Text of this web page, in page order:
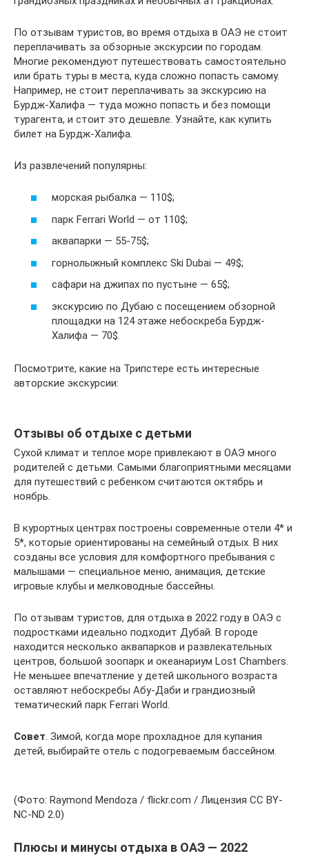
По отзывам туристов, во время отдыха в ОАЭ не стоит
переплачивать за обзорные экскурсии по городам.
Многие рекомендуют путешествовать самостоятельно
или брать туры в места, куда сложно попасть самому.
Например, не стоит переплачивать за экскурсию на
Бурдж-Халифа — туда можно попасть и без помощи
турагента, и стоит это дешевле. Узнайте, как купить
билет на Бурдж-Халифа.
Из развлечений популярны:
морская рыбалка — 110$;
парк Ferrari World — от 110$;
аквапарки — 55-75$;
горнолыжный комплекс Ski Dubai — 49$;
сафари на джипах по пустыне — 65$;
экскурсию по Дубаю с посещением обзорной
площадки на 124 этаже небоскреба Бурдж-
Халифа — 70$.
Посмотрите, какие на Трипстере есть интересные
авторские экскурсии:
Отзывы об отдыхе с детьми
Сухой климат и теплое море привлекают в ОАЭ много
родителей с детьми. Самыми благоприятными месяцами
для путешествий с ребенком считаются октябрь и
ноябрь.
В курортных центрах построены современные отели 4* и
5*, которые ориентированы на семейный отдых. В них
созданы все условия для комфортного пребывания с
малышами — специальное меню, анимация, детские
игровые клубы и мелководные бассейны.
По отзывам туристов, для отдыха в 2022 году в ОАЭ с
подростками идеально подходит Дубай. В городе
находится несколько аквапарков и развлекательных
центров, большой зоопарк и океанариум Lost Chambers.
Не меньшее впечатление у детей школьного возраста
оставляют небоскребы Абу-Даби и грандиозный
тематический парк Ferrari World.
Совет . Зимой, когда море прохладное для купания
детей, выбирайте отель с подогреваемым бассейном.
(Фото: Raymond Mendoza / flickr.com / Лицензия CC BY-
NC-ND 2.0)
Плюсы и минусы отдыха в ОАЭ — 2022